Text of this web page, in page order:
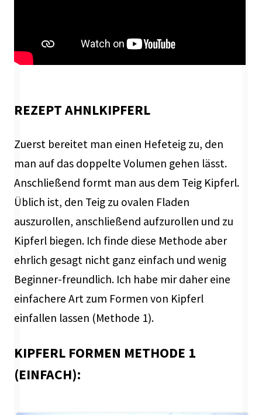
REZEPT AHNLKIPFERL
Zuerst bereitet man einen Hefeteig zu, den
man auf das doppelte Volumen gehen lässt.
Anschließend formt man aus dem Teig Kipferl.
Üblich ist, den Teig zu ovalen Fladen
auszurollen, anschließend aufzurollen und zu
Kipferl biegen. Ich finde diese Methode aber
ehrlich gesagt nicht ganz einfach und wenig
Beginner-freundlich. Ich habe mir daher eine
einfachere Art zum Formen von Kipferl
einfallen lassen (Methode 1).
KIPFERL FORMEN METHODE 1
(EINFACH):